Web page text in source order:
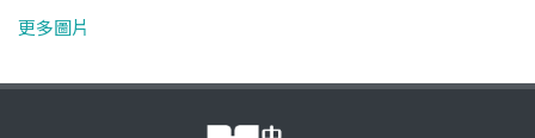
更多圖片